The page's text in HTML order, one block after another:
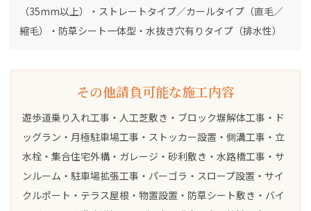
（35mm以上）・ストレートタイプ／カールタイプ（直毛／
縮毛）・防草シート一体型・水抜き穴有りタイプ（排水性）
その他請負可能な施工内容
遊歩道乗り入れ工事・人工芝敷き・ブロック塀解体工事・ド
ッグラン・月極駐車場工事・ストッカー設置・側溝工事・立
水栓・集合住宅外構・ガレージ・砂利敷き・水路橋工事・サ
ンルーム・駐車場拡張工事・パーゴラ・スロープ設置・サイ
クルポート・テラス屋根・物置設置・防草シート敷き・バイ